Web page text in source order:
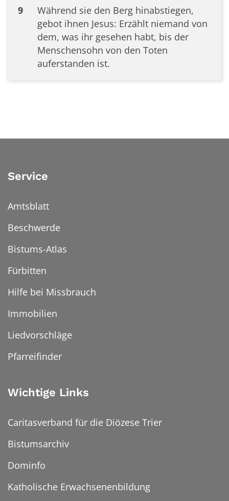
9
Während sie den Berg hinabstiegen,
gebot ihnen Jesus: Erzählt niemand von
dem, was ihr gesehen habt, bis der
Menschensohn von den Toten
auferstanden ist.
Service
Amtsblatt
Beschwerde
Bistums-Atlas
Fürbitten
Hilfe bei Missbrauch
Immobilien
Liedvorschläge
Pfarreifinder
Wichtige Links
Caritasverband für die Diözese Trier
Bistumsarchiv
Dominfo
Katholische Erwachsenenbildung